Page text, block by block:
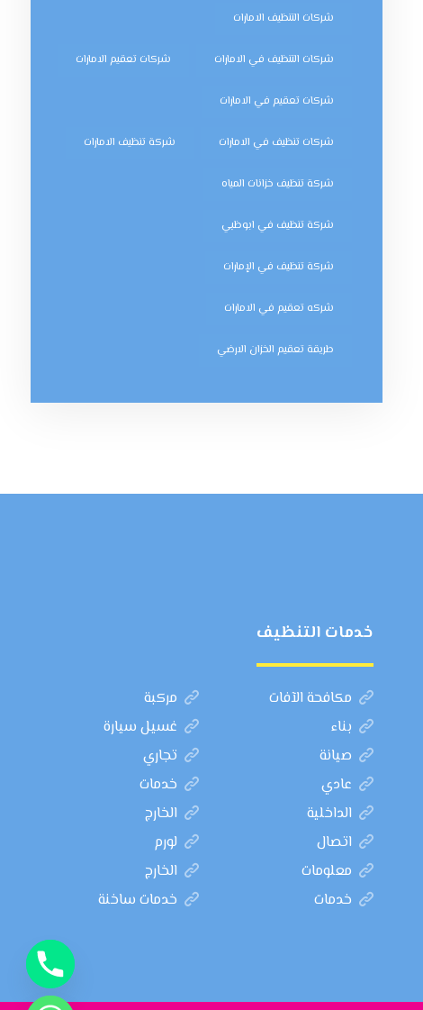
شركات التنظيف الامارات
شركات التنظيف في الامارات شركات تعقيم الامارات
شركات تعقيم في الامارات
شركات تنظيف في الامارات شركة تنظيف الامارات
شركة تنظيف خزانات المياه
شركة تنظيف في ابوظبي
شركة تنظيف في الإمارات
شركه تعقيم في الامارات
طريقة تعقيم الخزان الارضي
خدمات التنظيف
مكافحة الآفات
مركبة
بناء
غسيل سيارة
صيانة
تجاري
عادي
خدمات
الداخلية
الخارج
اتصال
لورم
معلومات
الخارج
خدمات
خدمات ساخنة